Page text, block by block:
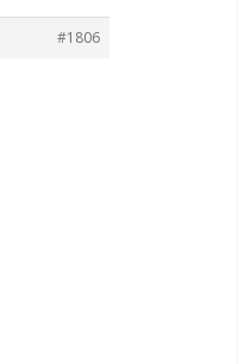
#1806